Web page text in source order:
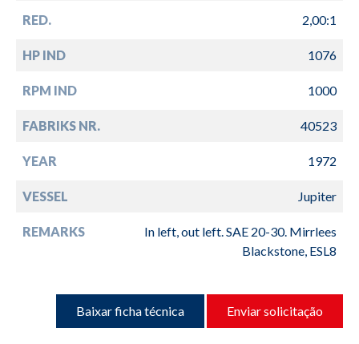
RED. 2,00:1
HP IND 1076
RPM IND 1000
FABRIKS NR. 40523
YEAR 1972
VESSEL Jupiter
REMARKS
In left, out left. SAE 20-30. Mirrlees
Blackstone, ESL8
Baixar ficha técnica Enviar solicitação